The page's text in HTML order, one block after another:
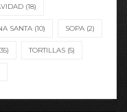
(18)
SANTA(10) SOPA(2)
TORTILLAS(5)